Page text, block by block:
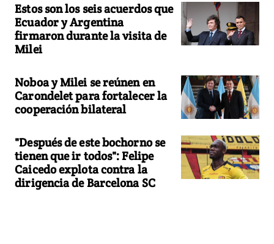
Estos son los seis acuerdos que
Ecuador y Argentina
firmaron durante la visita de
Milei
Noboa y Milei se reúnen en
Carondelet para fortalecer la
cooperación bilateral
"Después de este bochorno se
tienen que ir todos": Felipe
Caicedo explota contra la
dirigencia de Barcelona SC